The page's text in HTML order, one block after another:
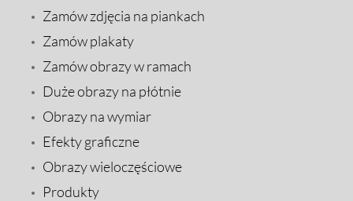
Zamów zdjęcia na piankach
Zamów plakaty
Zamów obrazy w ramach
Duże obrazy na płótnie
Obrazy na wymiar
Efekty graficzne
Obrazy wieloczęściowe
Produkty